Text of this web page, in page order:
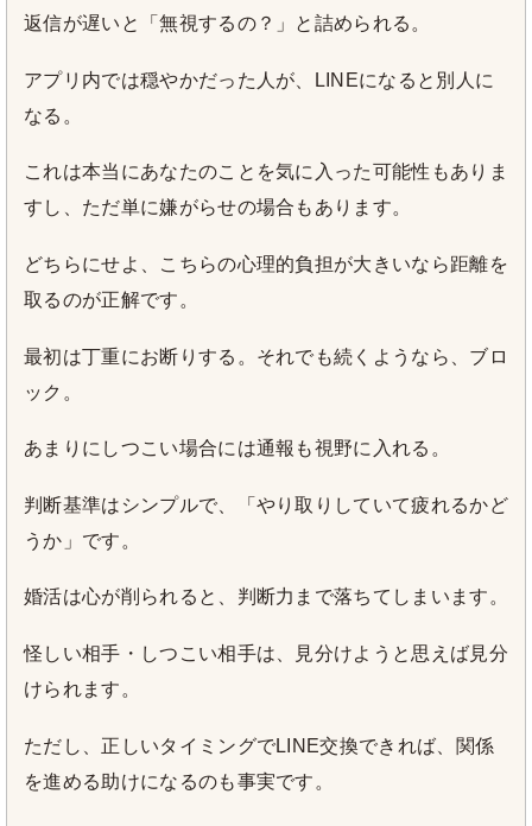
返信が遅いと「無視するの？」と詰められる。
アプリ内では穏やかだった人が、LINEになると別人に
なる。
これは本当にあなたのことを気に入った可能性もありま
すし、ただ単に嫌がらせの場合もあります。
どちらにせよ、こちらの心理的負担が大きいなら距離を
取るのが正解です。
最初は丁重にお断りする。それでも続くようなら、ブロ
ック。
あまりにしつこい場合には通報も視野に入れる。
判断基準はシンプルで、「やり取りしていて疲れるかど
うか」です。
婚活は心が削られると、判断力まで落ちてしまいます。
怪しい相手・しつこい相手は、見分けようと思えば見分
けられます。
ただし、正しいタイミングでLINE交換できれば、関係
を進める助けになるのも事実です。